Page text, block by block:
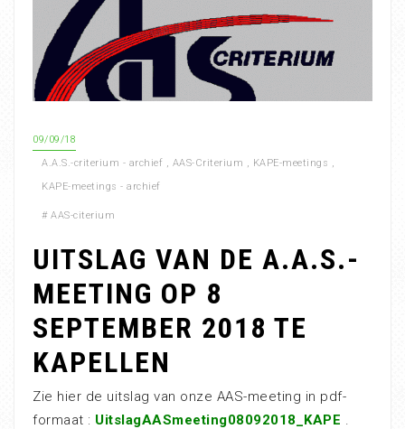
09/09/18
A.A.S.-criterium - archief , AAS-Criterium , KAPE-meetings ,
KAPE-meetings - archief
# AAS-citerium
UITSLAG VAN DE A.A.S.-
MEETING OP 8
SEPTEMBER 2018 TE
KAPELLEN
Zie hier de uitslag van onze AAS-meeting in pdf-
formaat : UitslagAASmeeting08092018_KAPE .